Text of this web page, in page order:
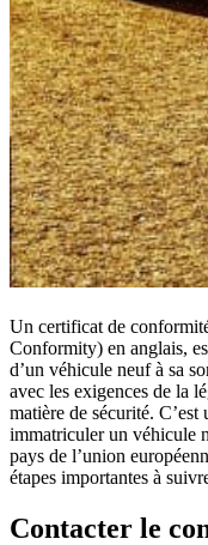
Un certificat de
Conformity) en anglais,
d’un véhicule neuf à sa
avec les exigences de la
matière de sécurité.
immatriculer un véhicule
pays de l’union
étapes importantes à
Contacter le